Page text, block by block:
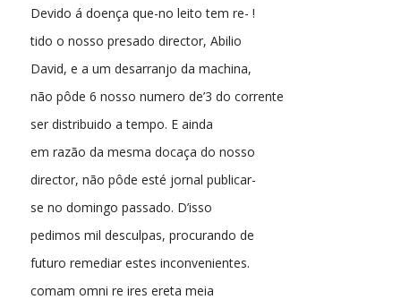
Devido á doença que-no leito tem re- !
tido o nosso presado director, Abilio
David, e a um desarranjo da machina,
não pôde 6 nosso numero de’3 do corrente
ser distribuido a tempo. E ainda
em razão da mesma docaça do nosso
director, não pôde esté jornal publicar-
se no domingo passado. D’isso
pedimos mil desculpas, procurando de
futuro remediar estes inconvenientes.
comam omni re ires ereta meia